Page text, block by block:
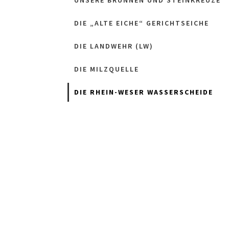
DIE „ALTE EICHE“ GERICHTSEICHE
DIE LANDWEHR (LW)
DIE MILZQUELLE
DIE RHEIN-WESER WASSERSCHEIDE